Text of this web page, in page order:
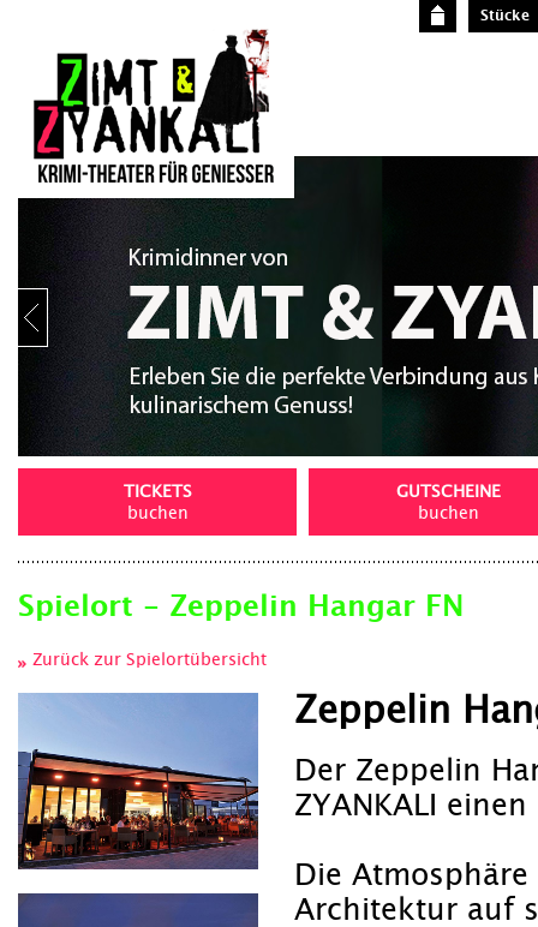
Stücke
TICKETS
buchen
GUTSCHEINE
buchen
Spielort - Zeppelin Hangar FN
Zurück zur Spielortübersicht
Zeppelin
Der Zeppelin
ZYANKALI
Die
Architektur auf